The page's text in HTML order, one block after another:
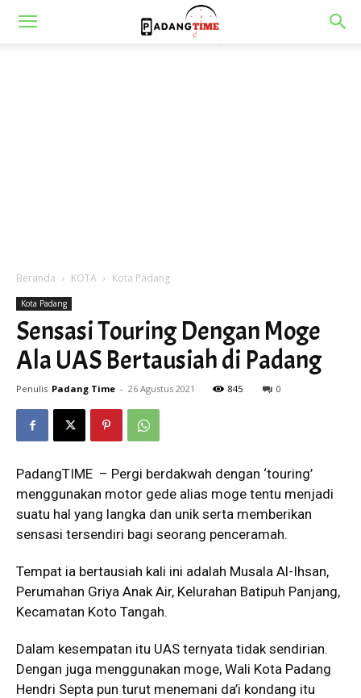
Beranda KOTA Kota Padang
Kota Padang
Sensasi Touring Dengan Moge
Ala UAS Bertausiah di Padang
Penulis Padang Time - 26 Agustus 2021 845 0
PadangTIME – Pergi berdakwah dengan ‘touring’
menggunakan motor gede alias moge tentu menjadi
suatu hal yang langka dan unik serta memberikan
sensasi tersendiri bagi seorang penceramah.
Tempat ia bertausiah kali ini adalah Musala Al-Ihsan,
Perumahan Griya Anak Air, Kelurahan Batipuh Panjang,
Kecamatan Koto Tangah.
Dalam kesempatan itu UAS ternyata tidak sendirian.
Dengan juga menggunakan moge, Wali Kota Padang
Hendri Septa pun turut menemani da’i kondang itu